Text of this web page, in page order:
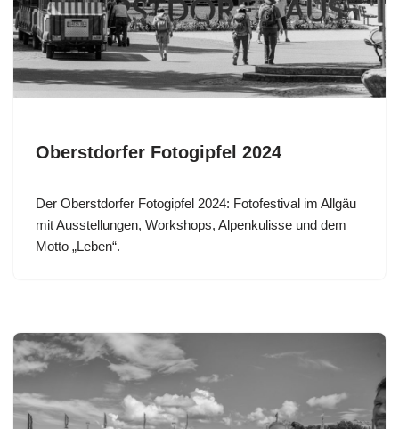
Oberstdorfer Fotogipfel 2024
Der Oberstdorfer Fotogipfel 2024: Fotofestival im Allgäu
mit Ausstellungen, Workshops, Alpenkulisse und dem
Motto „Leben“.